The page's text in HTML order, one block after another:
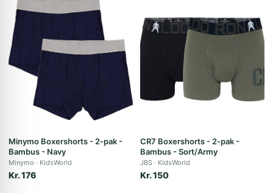
Minymo Boxershorts - 2-pak -
Bambus - Navy
Minymo KidsWorld
Kr. 176
CR7 Boxershorts - 2-pak -
Bambus - Sort/Army
JBS KidsWorld
Kr. 150